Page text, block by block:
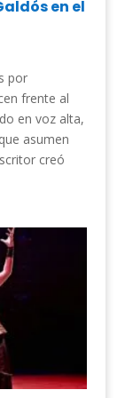
en el
por
frente al
en voz alta,
asumen
creó